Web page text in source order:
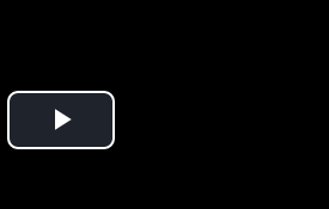
Play